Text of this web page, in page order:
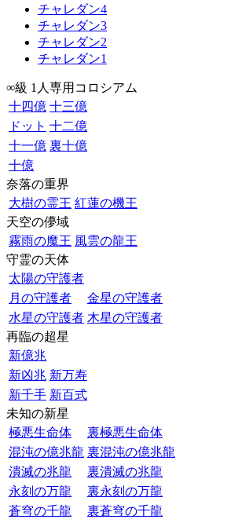
チャレダン4
チャレダン3
チャレダン2
チャレダン1
∞級 1人専用コロシアム
十四億 十三億
ドット 十二億
十一億 裏十億
十億
奈落の重界
大樹の霊王 紅蓮の機王
天空の儚域
霧雨の魔王 風雲の龍王
守霊の天体
太陽の守護者
月の守護者
金星の守護者
水星の守護者 木星の守護者
再臨の超星
新億兆
新凶兆 新万寿
新千手 新百式
未知の新星
極悪生命体
裏極悪生命体
混沌の億兆龍 裏混沌の億兆龍
潰滅の兆龍
裏潰滅の兆龍
永刻の万龍
裏永刻の万龍
蒼穹の千龍
裏蒼穹の千龍